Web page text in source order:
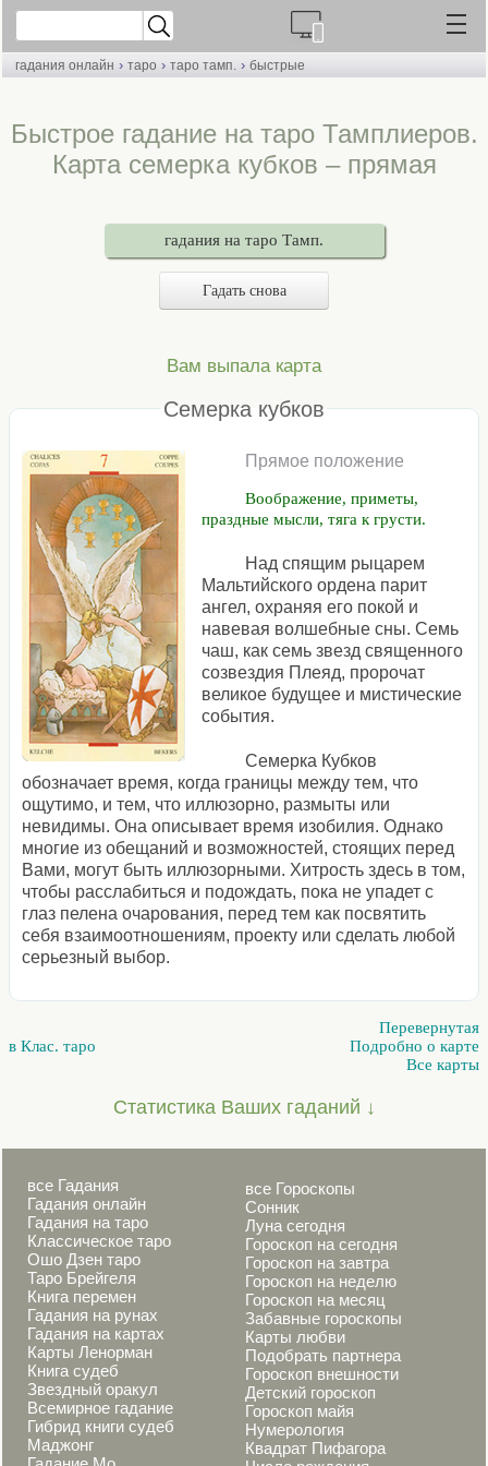
гадания онлайн › таро › таро тамп. › быстрые
Быстрое гадание на таро Тамплиеров.
Карта семерка кубков – прямая
гадания на таро Тамп.
Гадать снова
Вам выпала карта
Семерка кубков
Прямое положение
Воображение, приметы,
праздные мысли, тяга к грусти.
Над спящим рыцарем
Мальтийского ордена парит
ангел, охраняя его покой и
навевая волшебные сны. Семь
чаш, как семь звезд священного
созвездия Плеяд, пророчат
великое будущее и мистические
события.
Семерка Кубков
обозначает время, когда границы между тем, что
ощутимо, и тем, что иллюзорно, размыты или
невидимы. Она описывает время изобилия. Однако
многие из обещаний и возможностей, стоящих перед
Вами, могут быть иллюзорными. Хитрость здесь в том,
чтобы расслабиться и подождать, пока не упадет с
глаз пелена очарования, перед тем как посвятить
себя взаимоотношениям, проекту или сделать любой
серьезный выбор.
в Клас. таро
Перевернутая
Подробно о карте
Все карты
Статистика Ваших гаданий ↓
все Гадания
Гадания онлайн
Гадания на таро
Классическое таро
Ошо Дзен таро
Таро Брейгеля
Книга перемен
Гадания на рунах
Гадания на картах
Карты Ленорман
Книга судеб
Звездный оракул
Всемирное гадание
Гибрид книги судеб
Маджонг
все Гороскопы
Сонник
Луна сегодня
Гороскоп на сегодня
Гороскоп на завтра
Гороскоп на неделю
Гороскоп на месяц
Забавные гороскопы
Карты любви
Подобрать партнера
Гороскоп внешности
Детский гороскоп
Гороскоп майя
Нумерология
Квадрат Пифагора